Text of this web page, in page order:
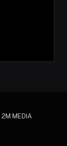
2M MEDIA